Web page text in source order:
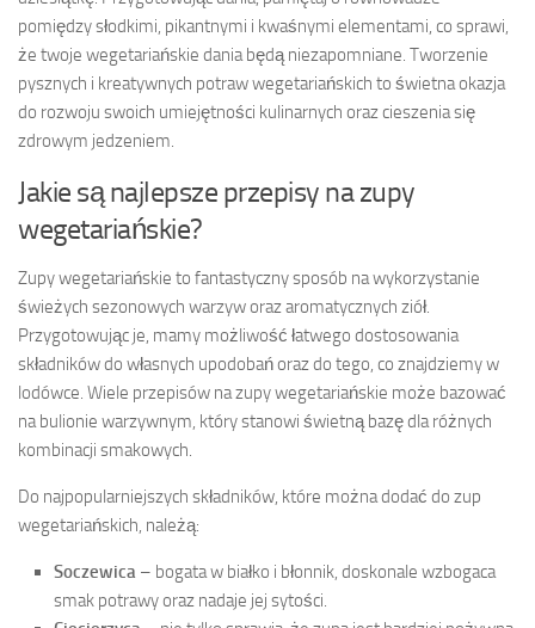
pomiędzy słodkimi, pikantnymi i kwaśnymi elementami, co sprawi,
że twoje wegetariańskie dania będą niezapomniane. Tworzenie
pysznych i kreatywnych potraw wegetariańskich to świetna okazja
do rozwoju swoich umiejętności kulinarnych oraz cieszenia się
zdrowym jedzeniem.
Jakie są najlepsze przepisy na zupy
wegetariańskie?
Zupy wegetariańskie to fantastyczny sposób na wykorzystanie
świeżych sezonowych warzyw oraz aromatycznych ziół.
Przygotowując je, mamy możliwość łatwego dostosowania
składników do własnych upodobań oraz do tego, co znajdziemy w
lodówce. Wiele przepisów na zupy wegetariańskie może bazować
na bulionie warzywnym, który stanowi świetną bazę dla różnych
kombinacji smakowych.
Do najpopularniejszych składników, które można dodać do zup
wegetariańskich, należą:
Soczewica – bogata w białko i błonnik, doskonale wzbogaca
smak potrawy oraz nadaje jej sytości.